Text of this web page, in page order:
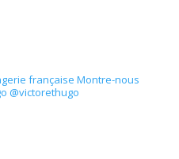
française Montre-nous
@victorethugo